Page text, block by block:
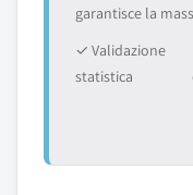
garantisce la
✓ Validazione
statistica